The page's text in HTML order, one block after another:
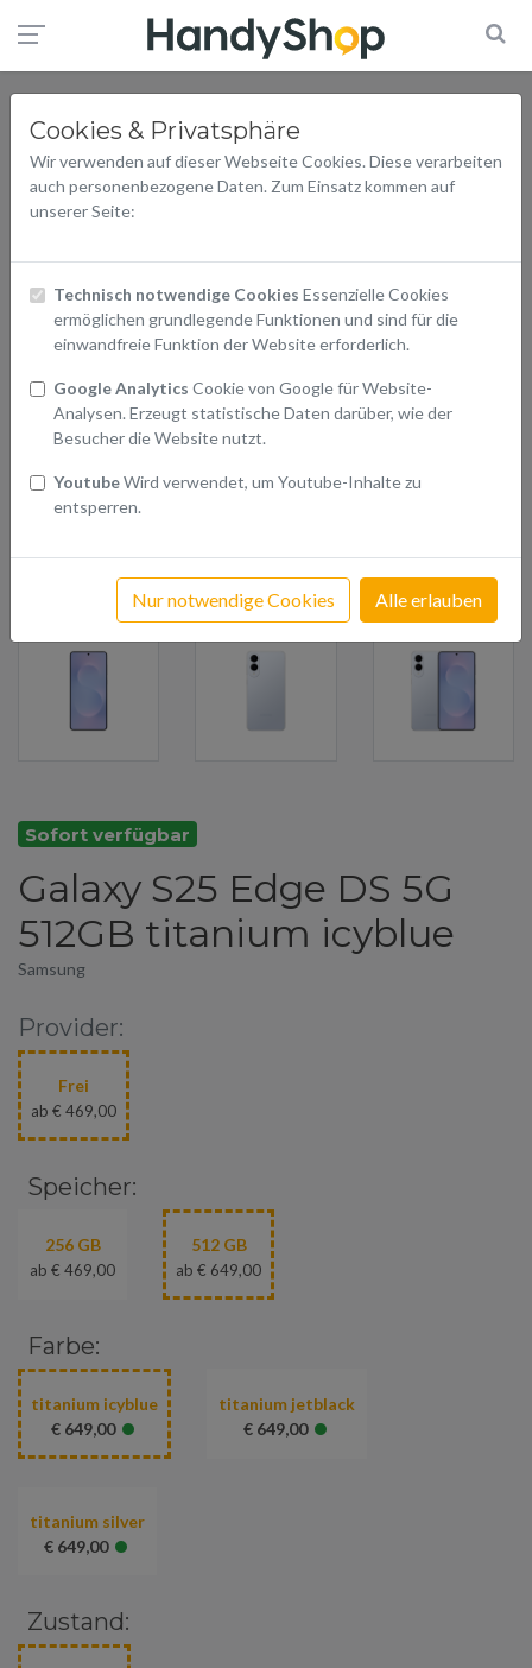
Cookies & Privatsphäre
Wir verwenden auf dieser Webseite Cookies. Diese verarbeiten
auch personenbezogene Daten. Zum Einsatz kommen auf
unserer Seite:
Technisch notwendige Cookies Essenzielle Cookies
ermöglichen grundlegende Funktionen und sind für die
einwandfreie Funktion der Website erforderlich.
Google Analytics Cookie von Google für Website-
Analysen. Erzeugt statistische Daten darüber, wie der
Besucher die Website nutzt.
YoutubeWird verwendet, um Youtube-Inhalte zu
entsperren.
Nur notwendige Cookies Alle erlauben
Sofort verfügbar
Galaxy S25 Edge DS 5G
512GB titanium icyblue
Samsung
Provider:
Frei
ab € 469,00
Speicher:
256 GB
ab € 469,00
512 GB
ab € 649,00
Farbe:
titanium icyblue
€ 649,00 •
titanium jetblack
€ 649,00 •
titanium silver
€ 649,00 •
Zustand: